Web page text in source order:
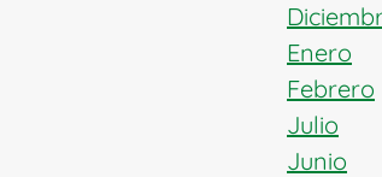
Enero
Febrero
Julio
Junio